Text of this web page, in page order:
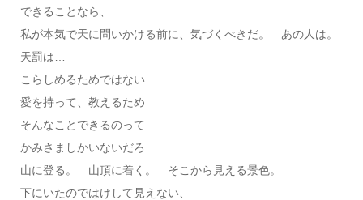
できることなら、
私が本気で天に問いかける前に、気づくべきだ。 あの人は。
天罰は…
こらしめるためではない
愛を持って、教えるため
そんなことできるのって
かみさましかいないだろ
山に登る。 山頂に着く。 そこから見える景色。
下にいたのではけして見えない、